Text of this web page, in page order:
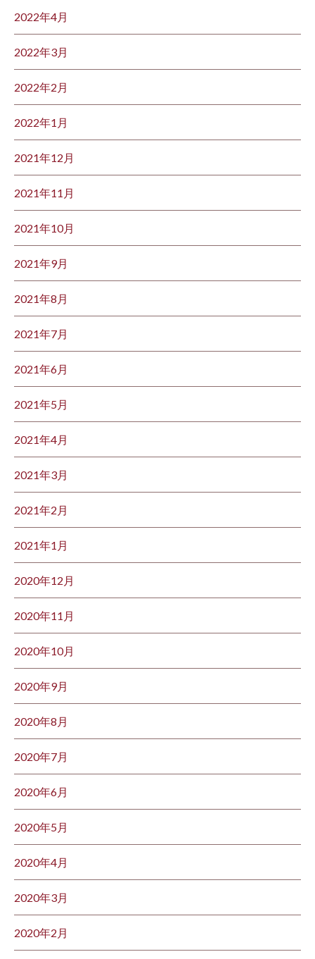
2022年4月
2022年3月
2022年2月
2022年1月
2021年12月
2021年11月
2021年10月
2021年9月
2021年8月
2021年7月
2021年6月
2021年5月
2021年4月
2021年3月
2021年2月
2021年1月
2020年12月
2020年11月
2020年10月
2020年9月
2020年8月
2020年7月
2020年6月
2020年5月
2020年4月
2020年3月
2020年2月